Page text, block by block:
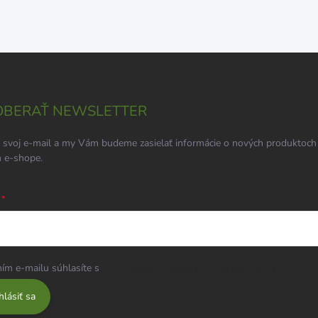
NEWSLETTER
e-mail a my Vám budeme zasielať informácie o nových
e-shope.
e-mailu súhlasíte s
sa